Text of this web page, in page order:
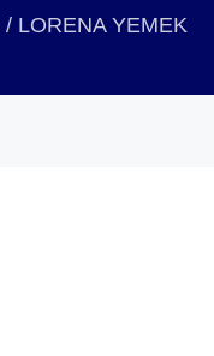
/ LORENA YEMEK